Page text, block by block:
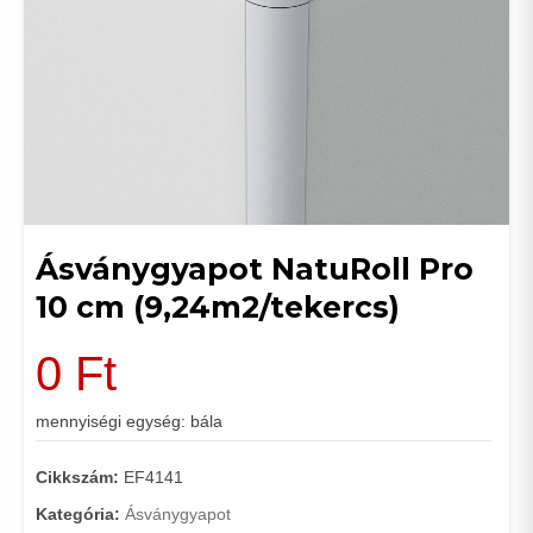
Ásványgyapot NatuRoll Pro
10 cm (9,24m2/tekercs)
0 Ft
mennyiségi egység: bála
Cikkszám: EF4141
Kategória: Ásványgyapot